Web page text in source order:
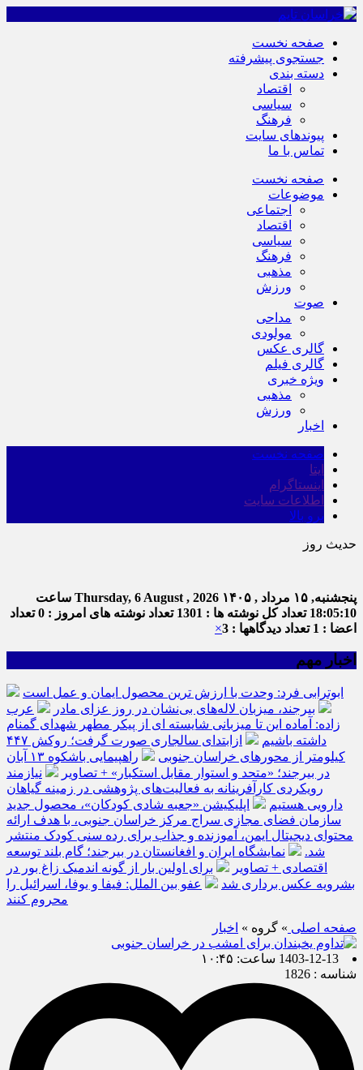
صفحه نخست
جستجوی پیشرفته
دسته بندی
اقتصاد
سیاسی
فرهنگ
پیوندهای سایت
تماس با ما
صفحه نخست
موضوعات
اجتماعی
اقتصاد
سیاسی
فرهنگ
مذهبی
ورزش
صوت
مداحی
مولودی
گالری عکس
گالری فیلم
ویژه خبری
مذهبی
ورزش
اخبار
صفحه نخست
ایتا
اینستاگرام
اطلاعات سایت
برو بالا
حدیث روز
پنجشنبه, ۱۵ مرداد , ۱۴۰۵ Thursday, 6 August , 2026 ساعت
18:05:11 تعداد کل نوشته ها : 1301 تعداد نوشته های امروز : 0
تعداد
اعضا : 1
تعداد دیدگاهها : 3 ×
اخبار مهم
ابوترابی فرد: وحدت با ارزش ترین محصول ایمان و عمل است
بیرجند، میزبان لاله‌های بی‌نشان در روز عزای مادر
عرب
زاده: آماده این تا میزبانی شایسته ای از پیکر مطهر شهدای گمنام
داشته باشیم
ازابتدای سالجاری صورت گرفت؛ روکش ۴۴۷
کیلومتر از محورهای خراسان جنوبی
راهپیمایی باشکوه ۱۳ آبان
در بیرجند؛ «متحد و استوار مقابل استکبار» + تصاویر
نیازمند
رویکردی کارآفرینانه به فعالیت‌های پژوهشی در زمینه گیاهان
دارویی هستیم
اپلیکیشن «جعبه شادی کودکان»، محصول جدید
سازمان فضای مجازی سراج مرکز خراسان جنوبی، با هدف ارائه
محتوای دیجیتال ایمن، آموزنده و جذاب برای رده سنی کودک منتشر
شد.
نمایشگاه ایران و افغانستان در بیرجند؛ گام بلند توسعه
اقتصادی + تصاویر
برای اولین بار از گونه اندمیک زاغ بور در
بشرویه عکس برداری شد
عفو بین الملل: فیفا و یوفا، اسرائیل را
محروم کنند
صفحه اصلی » گروه » اخبار
1403-12-13 ساعت: ۱۰:۴۵
شناسه : 1826